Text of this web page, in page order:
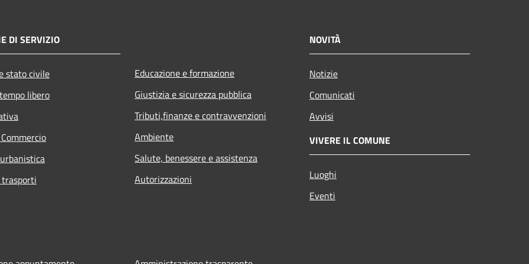
DI SERVIZIO
stato civile
libero
Educazione e formazione
Giustizia e sicurezza pubblica
Tributi,finanze e contravvenzioni
Ambiente
Salute, benessere e assistenza
Autorizzazioni
NOVITÀ
Notizie
Comunicati
Avvisi
VIVERE IL COMUNE
Luoghi
Eventi